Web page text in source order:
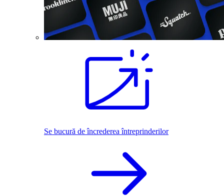
Se bucură de încrederea întreprinderilor